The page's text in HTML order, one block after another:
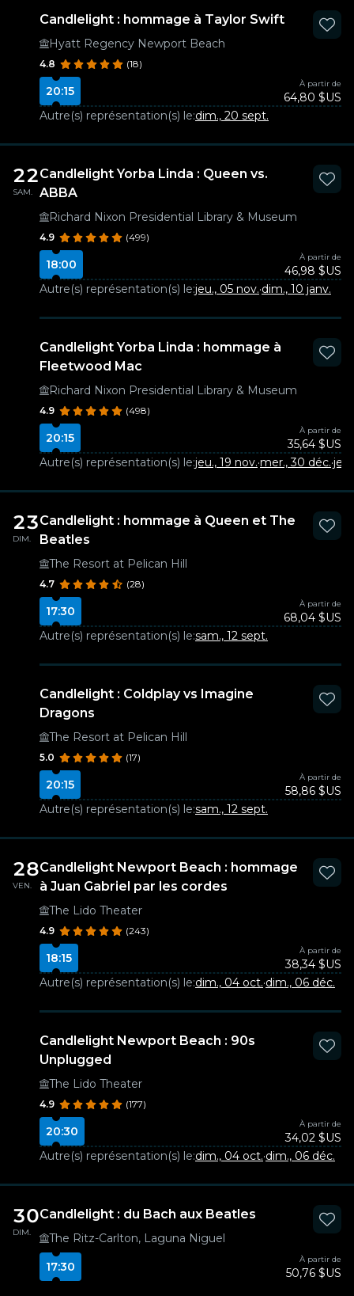
Candlelight : hommage à Taylor Swift
Hyatt Regency Newport Beach
4.8 (18)
20:15
À partir de
64,80 $US
Autre(s) représentation(s) le:dim., 20 sept.
22
SAM.
Candlelight Yorba Linda : Queen vs.
ABBA
Richard Nixon Presidential Library & Museum
4.9 (499)
18:00
À partir de
46,98 $US
Autre(s) représentation(s) le:jeu., 05 nov.·dim., 10 janv.
Candlelight Yorba Linda : hommage à
Fleetwood Mac
Richard Nixon Presidential Library & Museum
4.9 (498)
20:15
À partir de
35,64 $US
Autre(s) représentation(s) le:jeu., 19 nov.·mer., 30 déc.·
23
DIM.
Candlelight : hommage à Queen et The
Beatles
The Resort at Pelican Hill
4.7 (28)
17:30
À partir de
68,04 $US
Autre(s) représentation(s) le:sam., 12 sept.
Candlelight : Coldplay vs Imagine
Dragons
The Resort at Pelican Hill
5.0 (17)
20:15
À partir de
58,86 $US
Autre(s) représentation(s) le:sam., 12 sept.
28
VEN.
Candlelight Newport Beach : hommage
à Juan Gabriel par les cordes
The Lido Theater
4.9 (243)
18:15
À partir de
38,34 $US
Autre(s) représentation(s) le:dim., 04 oct.·dim., 06 déc.
Candlelight Newport Beach : 90s
Unplugged
The Lido Theater
4.9 (177)
20:30
À partir de
34,02 $US
Autre(s) représentation(s) le:dim., 04 oct.·dim., 06 déc.
30
DIM.
Candlelight : du Bach aux Beatles
The Ritz-Carlton, Laguna Niguel
17:30
À partir de
50,76 $US